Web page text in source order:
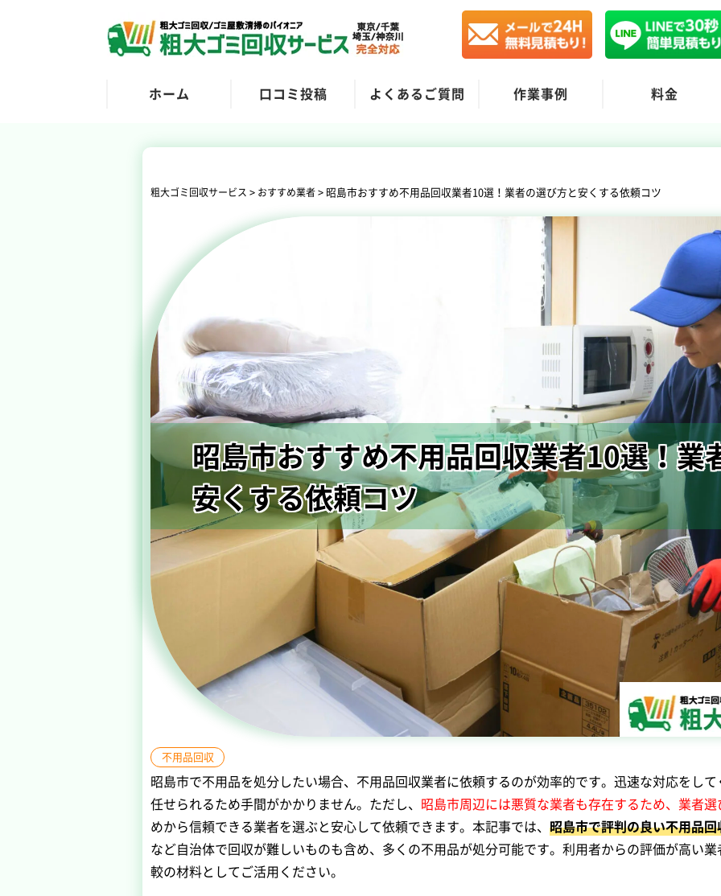
ホーム 口コミ投稿 よくあるご質問 作業事例 料金
粗大ゴミ回収サービス > おすすめ業者> 昭島市おすすめ不用品回収業者10選！業者の選び方と安くする依頼コツ
昭島市おすすめ不用品回収業者10選！業
安くする依頼コツ
不用品回収
昭島市で不用品を処分したい場合、不用品回収業者に依頼するのが効率的です。迅速な対応をし
任せられるため手間がかかりません。ただし、 昭島市周辺には悪質な業者も存在するため、業者
めから信頼できる業者を選ぶと安心して依頼できます。本記事では、 昭島市で評判の良い不用品
など自治体で回収が難しいものも含め、多くの不用品が処分可能です。利用者からの評価が高い
較の材料としてご活用ください。